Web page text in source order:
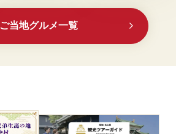
ご当地グルメ一覧